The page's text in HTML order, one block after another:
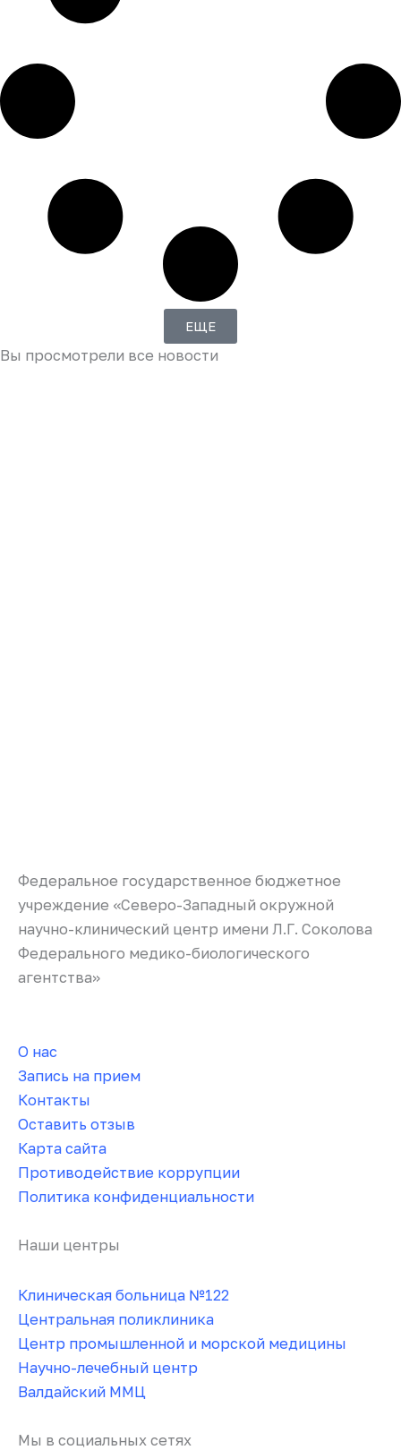
ЕЩЕ
Вы просмотрели все новости
Федеральное государственное бюджетное
учреждение «Северо-Западный окружной
научно-клинический центр имени Л.Г. Соколова
Федерального медико-биологического
агентства»
О нас
Запись на прием
Контакты
Оставить отзыв
Карта сайта
Противодействие коррупции
Политика конфиденциальности
Наши центры
Клиническая больница №122
Центральная поликлиника
Центр промышленной и морской медицины
Научно-лечебный центр
Валдайский ММЦ
Мы в социальных сетях